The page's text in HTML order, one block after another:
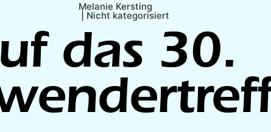
Melanie Kersting
Nicht kategorisiert
das 30.